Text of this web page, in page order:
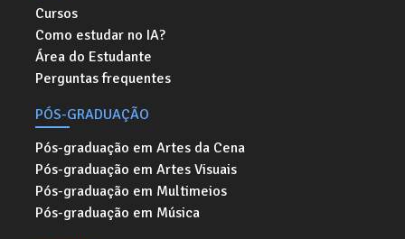
Cursos
Como estudar no IA?
Área do Estudante
Perguntas frequentes
PÓS-GRADUAÇÃO
Pós-graduação em Artes da Cena
Pós-graduação em Artes Visuais
Pós-graduação em Multimeios
Pós-graduação em Música